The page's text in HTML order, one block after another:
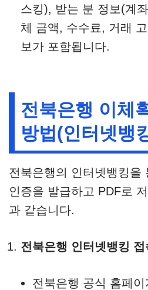
스킹), 받는 분 정보(계
체 금액, 수수료, 거래
보가 포함됩니다.
전북은행 이체
방법(인터넷뱅
전북은행의 인터넷뱅킹을
인증을 발급하고 PDF로
과 같습니다.
전북은행 인터넷뱅킹
전북은행 공식 홈페